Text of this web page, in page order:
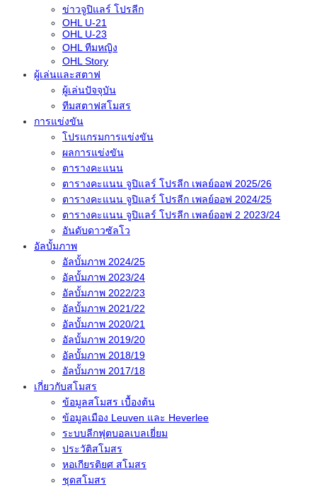
ข่าวจูปิแลร์ โปรลีก
OHL U-21
OHL U-23
OHL ทีมหญิง
OHL Story
ผู้เล่นและสตาฟ
ผู้เล่นปัจจุบัน
ทีมสตาฟสโมสร
การแข่งขัน
โปรแกรมการแข่งขัน
ผลการแข่งขัน
ตารางคะแนน
ตารางคะแนน จูปิแลร์ โปรลีก เพลย์ออฟ 2025/26
ตารางคะแนน จูปิแลร์ โปรลีก เพลย์ออฟ 2024/25
ตารางคะแนน จูปิแลร์ โปรลีก เพลย์ออฟ 2 2023/24
อันดับดาวซัลโว
อัลบั้มภาพ
อัลบั้มภาพ 2024/25
อัลบั้มภาพ 2023/24
อัลบั้มภาพ 2022/23
อัลบั้มภาพ 2021/22
อัลบั้มภาพ 2020/21
อัลบั้มภาพ 2019/20
อัลบั้มภาพ 2018/19
อัลบั้มภาพ 2017/18
เกี่ยวกับสโมสร
ข้อมูลสโมสร เบื้องต้น
ข้อมูลเมือง Leuven และ Heverlee
ระบบลีกฟุตบอลเบลเยี่ยม
ประวัติสโมสร
หอเกียรติยศ สโมสร
ชุดสโมสร